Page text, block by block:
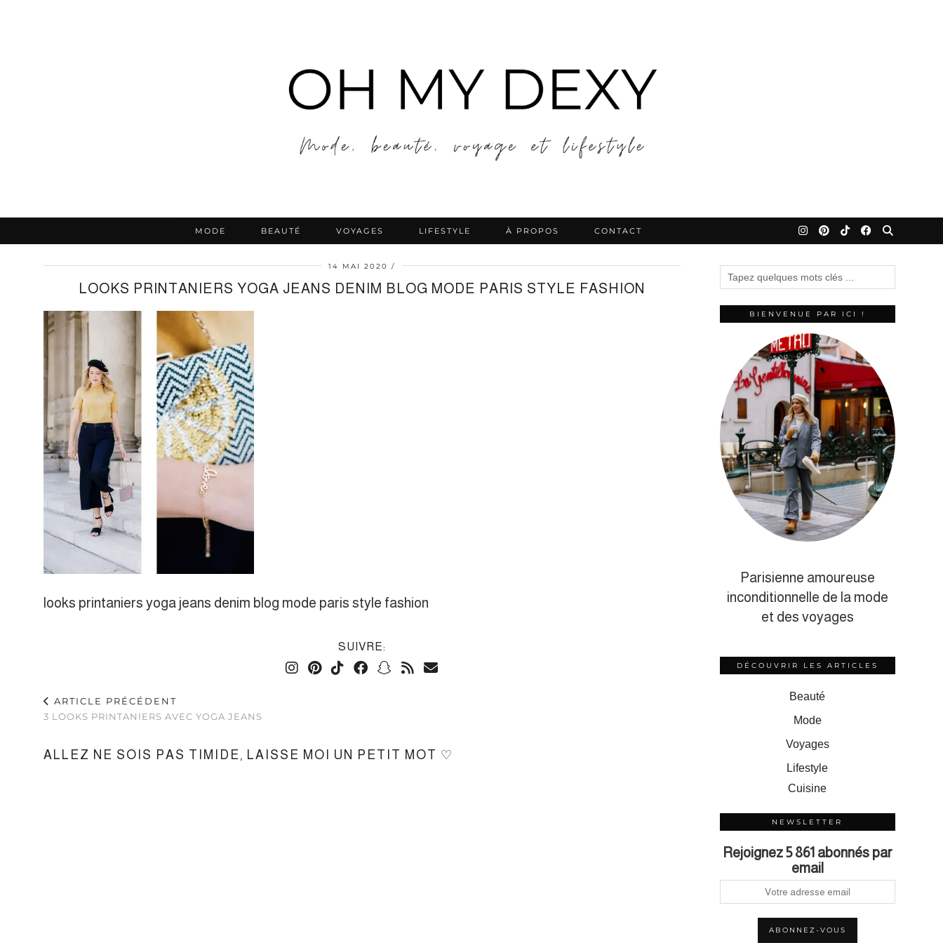
MODE BEAUTÉ VOYAGES LIFESTYLE À PROPOS CONTACT
14 MAI 2020
LOOKS PRINTANIERS YOGA JEANS DENIM BLOG MODE PARIS STYLE FASHION
looks printaniers yoga jeans denim blog mode paris style fashion
SUIVRE:
ARTICLE PRÉCÉDENT
3 LOOKS PRINTANIERS AVEC YOGA JEANS
ALLEZ NE SOIS PAS TIMIDE, LAISSE MOI UN PETIT MOT ♡
BIENVENUE PAR ICI !
Parisienne amoureuse
inconditionnelle de la mode
et des voyages
DÉCOUVRIR LES ARTICLES
Beauté
Mode
Voyages
Lifestyle
Cuisine
NEWSLETTER
Rejoignez 5 861 abonnés par
email